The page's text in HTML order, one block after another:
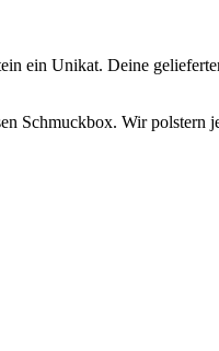
ein Unikat. Deine
Schmuckbox. Wir polstern